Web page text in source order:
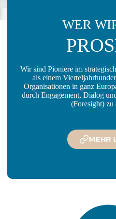
WER
Wir sind Pioniere im
als einem
Organisationen in ganz
durch Engagement, Dialog
(Foresight) zu
MEHR